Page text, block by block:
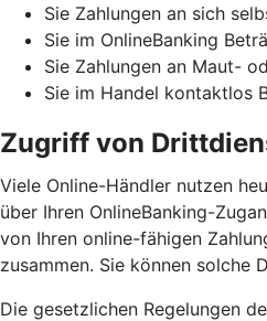
Sie Zahlungen an sich
Sie im OnlineBanking
Sie Zahlungen an Maut-
Sie im Handel kontaktlos
Zugriff von
Viele Online-Händler nutzen
über Ihren OnlineBanking-
von Ihren online-fähigen
zusammen. Sie können solche
Die gesetzlichen Regelungen